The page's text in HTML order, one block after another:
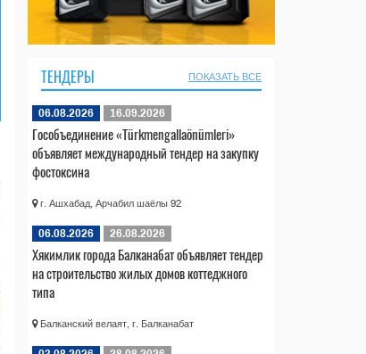
ТЕНДЕРЫ ПОКАЗАТЬ ВСЕ
06.08.2026 16.09.2026
Гособъединение «Türkmengallaönümleri»
объявляет международный тендер на закупку
фостоксина
г. Ашхабад, Арчабил шаёлы 92
06.08.2026 26.08.2026
Хякимлик города Балканабат объявляет тендер
на строительство жилых домов коттеджного
типа
Балканский велаят, г. Балканабат